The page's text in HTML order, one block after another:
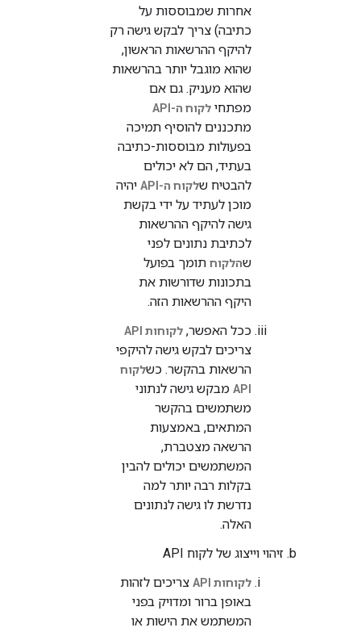
אחרות שמבוססות על
כתיבה) צריך לבקש גישה רק
להיקף ההרשאות הראשון,
שהוא מוגבל יותר בהרשאות
שהוא מעניק. גם אם
מפתחי לקוח ה-API
מתכננים להוסיף תמיכה
בפעולות מבוססות-כתיבה
בעתיד, הם לא יכולים
להבטיח שלקוח ה-API
יהיה
מוכן לעתיד על ידי בקשת
גישה להיקף ההרשאות
לכתיבת נתונים לפני
שהלקוח תומך בפועל
בתכונות שדורשות את
היקף ההרשאות הזה.
ככל האפשר, לקוחות API
צריכים לבקש גישה להיקפי
הרשאות בהקשר. כשלקוח
API מבקש גישה לנתוני
משתמשים בהקשר
המתאים, באמצעות
הרשאה מצטברת,
המשתמשים יכולים להבין
בקלות רבה יותר למה
נדרשת לו גישה לנתונים
האלה.
זיהוי וייצוג של לקוח API
לקוחות API
צריכים לזהות
באופן ברור ומדויק בפני
המשתמש את הישות או